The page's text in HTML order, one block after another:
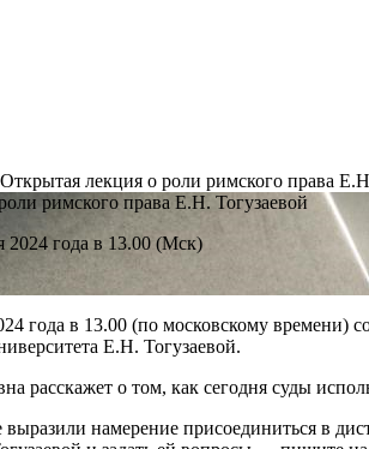
Открытая лекция о роли римского права
римского права Е.Н. Тогузаевой
2024 года в 13.00 (Мск)
года в 13.00 (по московскому времени)
Е.Н. Тогузаевой.
расскажет о том, как сегодня суды
намерение присоединиться в